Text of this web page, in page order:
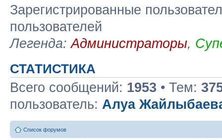
Зарегистрированные
пользователей
Легенда:Администраторы,
СТАТИСТИКА
Всего сообщений: 1953 • Тем:
пользователь: Алуа
Список форумов